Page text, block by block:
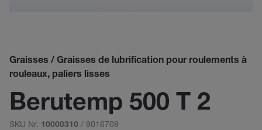
Graisses / Graisses de lubrification pour roulements à
rouleaux, paliers lisses
Berutemp 500 T 2
SKU Nr. 10000310 / 9016709